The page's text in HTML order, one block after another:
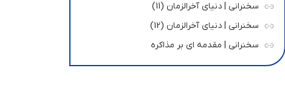
سخنرانی | دنیای آخرالزمان (11)
سخنرانی | دنیای آخرالزمان (12)
سخنرانی | مقدمه ای بر مذاکره